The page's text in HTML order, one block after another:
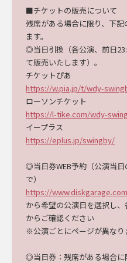
■チケットの販売について
残席がある場合に限り、下記
ます。
◎当日引換 （各公演、前日
て販売いたします） 。
チケットぴあ
https://w.pia.jp/t/wdy-
ローソンチケット
https://l-tike.com/wdy-
イープラス
https://eplus.jp/swingby/
◎当日券WEB予約 （公演当
で）
https://
から希望の公演日を選択し、
からご確認ください
※公演ごとにページが異なり
◎当日券：残席がある場合に